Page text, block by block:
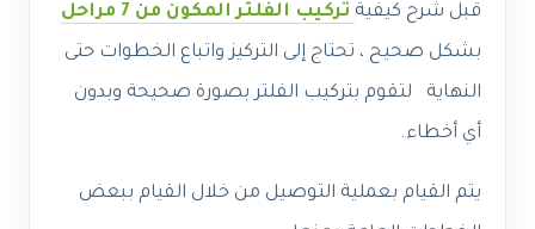
قبل شرح كيفية تركيب الفلتر المكون من 7 مراحل
بشكل صحيح ، تحتاج إلى التركيز واتباع الخطوات حتى
النهاية لتقوم بتركيب الفلتر بصورة صحيحة وبدون
أي أخطاء.
يتم القيام بعملية التوصيل من خلال القيام ببعض